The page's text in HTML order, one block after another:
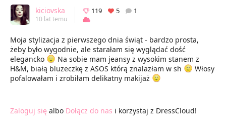
kiciovska
10 lat temu
119 5 1
Moja stylizacja z pierwszego dnia świąt - bardzo prosta,
żeby było wygodnie, ale starałam się wyglądać dość
elegancko
Na sobie mam jeansy z wysokim stanem z
H&M, białą bluzeczkę z ASOS którą znalazłam w sh
Włosy
pofalowałam i zrobiłam delikatny makijaż
Zaloguj się albo Dołącz do nas i korzystaj z DressCloud!